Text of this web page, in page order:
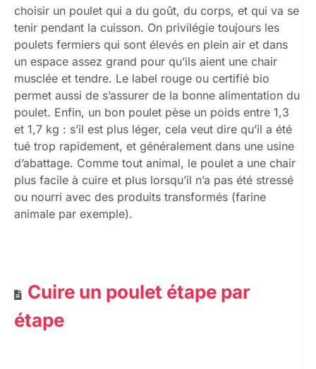
choisir un poulet qui a du goût, du corps, et qui va se
tenir pendant la cuisson. On privilégie toujours les
poulets fermiers qui sont élevés en plein air et dans
un espace assez grand pour qu’ils aient une chair
musclée et tendre. Le label rouge ou certifié bio
permet aussi de s’assurer de la bonne alimentation du
poulet. Enfin, un bon poulet pèse un poids entre 1,3
et 1,7 kg : s’il est plus léger, cela veut dire qu’il a été
tué trop rapidement, et généralement dans une usine
d’abattage. Comme tout animal, le poulet a une chair
plus facile à cuire et plus lorsqu’il n’a pas été stressé
ou nourri avec des produits transformés (farine
animale par exemple).
Cuire un poulet étape par
étape